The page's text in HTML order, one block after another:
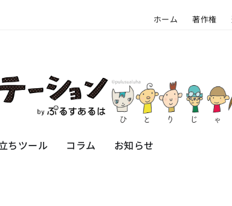
ホーム 著作権
ちツール コラム お知らせ